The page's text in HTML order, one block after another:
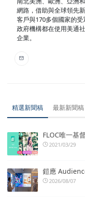
網路，借助與全球領先
客戶與170多個國家的
政府機構都在使用美通
企業。
精選新聞稿 最新新聞稿
FLOC唯一基
2021/03/29
鎧應
2026/08/07